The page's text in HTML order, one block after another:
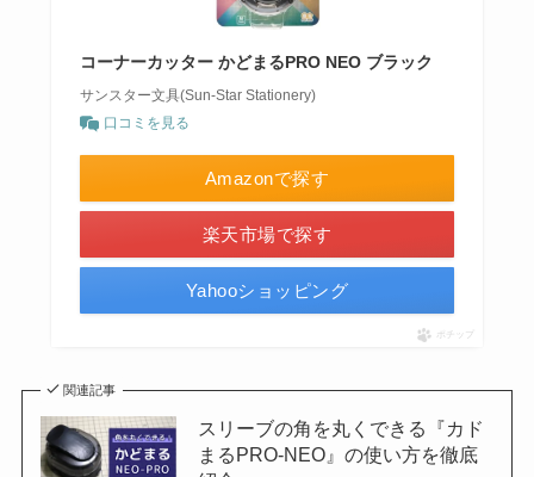
コーナーカッター かどまるPRO NEO ブラック
サンスター文具(Sun-Star Stationery)
口コミを見る
Amazonで探す
楽天市場で探す
Yahooショッピング
ポチップ
関連記事
スリーブの角を丸くできる『カド
まるPRO-NEO』の使い方を徹底